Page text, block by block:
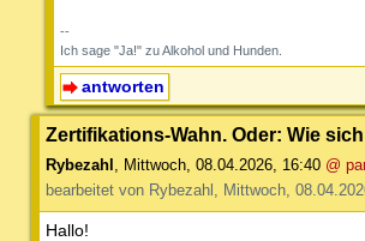
--
Ich sage "Ja!" zu Alkohol und Hunden.
antworten
Zertifikations-Wahn. Oder: Wie
Rybezahl Mittwoch, 08.04.2026, 16:40 @
bearbeitet von Rybezahl, Mittwoch,
Hallo!